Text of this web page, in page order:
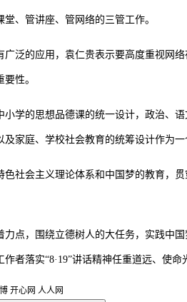
、管讲座、管网络的三管工作。
的应用，袁仁贵表示要高度重视网络
性。
的思想品德课的统一设计，政治、语
及家庭、学校社会教育的统筹设计作为
会主义理论体系和中国梦的教育，贯
，围绕立德树人的大任务，实践中国
作者落实“8· 19”讲话精神任重道远、使命
开心网 人人网